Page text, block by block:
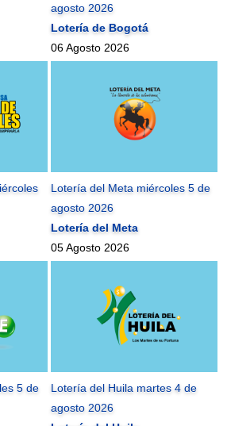
agosto 2026
Lotería de Bogotá
06 Agosto 2026
Lotería del Meta miércoles 5 de
agosto 2026
Lotería del Meta
05 Agosto 2026
5 de
Lotería del Huila martes 4 de
agosto 2026